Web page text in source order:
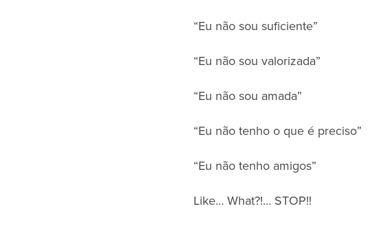
“Eu não sou suficiente”
“Eu não sou valorizada”
“Eu não sou amada”
“Eu não tenho o que é preciso”
“Eu não tenho amigos”
Like… What?!… STOP!!